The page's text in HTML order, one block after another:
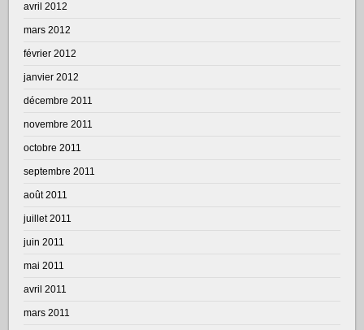
avril 2012
mars 2012
février 2012
janvier 2012
décembre 2011
novembre 2011
octobre 2011
septembre 2011
août 2011
juillet 2011
juin 2011
mai 2011
avril 2011
mars 2011